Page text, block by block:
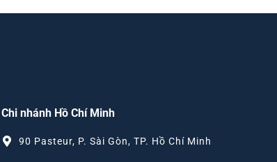
Chi nhánh Hồ Chí Minh
90 Pasteur, P. Sài Gòn, TP. Hồ Chí Minh